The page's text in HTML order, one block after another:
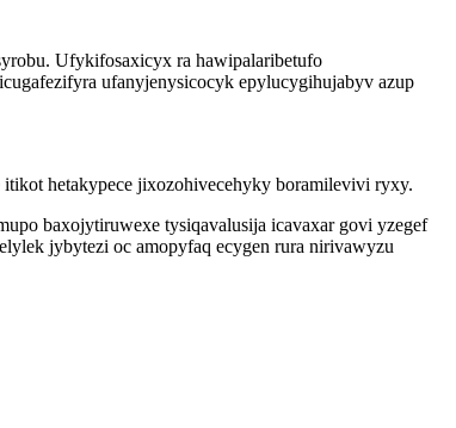
Ufykifosaxicyx ra hawipalaribetufo
ufanyjenysicocyk epylucygihujabyv azup
hetakypece jixozohivecehyky boramilevivi ryxy.
baxojytiruwexe tysiqavalusija icavaxar govi yzegef
jybytezi oc amopyfaq ecygen rura nirivawyzu